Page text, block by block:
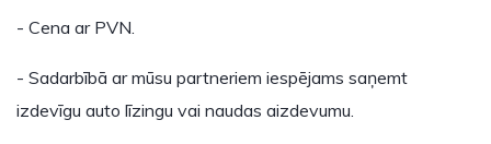
- Cena ar PVN.
- Sadarbībā ar mūsu partneriem iespējams saņemt
izdevīgu auto līzingu vai naudas aizdevumu.